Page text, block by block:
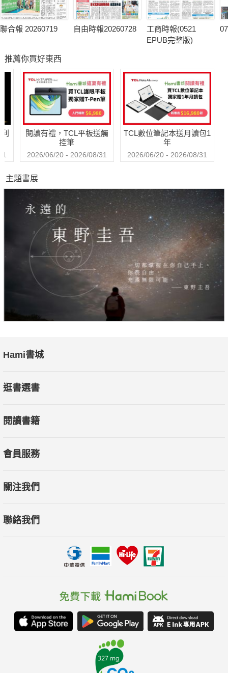
聯合報 20260719 自由時報20260728
工商時報(0521
EPUB完整版)
推薦你買好東西
閱讀有禮，TCL平板送觸
控筆
2026/06/20 - 2026/08/31
TCL數位筆記本送月讀包1
年
2026/06/20 - 2026/08/31
主題書展
Hami書城
逛書選書
閱讀書籍
會員服務
關注我們
聯絡我們